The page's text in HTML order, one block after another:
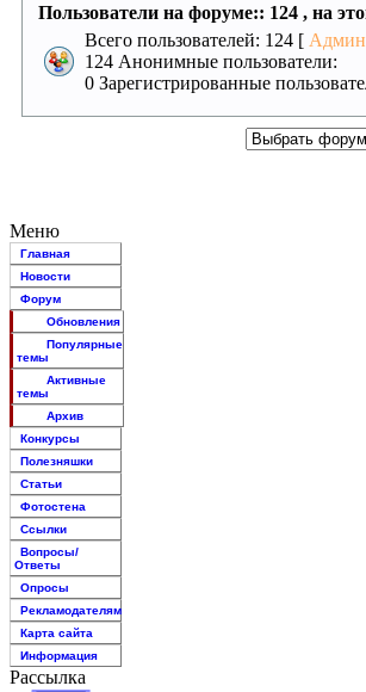
Пользователи на форуме:: 124 , на
Всего пользователей: 124 [
124 Анонимные пользователи:
0 Зарегистрированные
Меню
Главная
Новости
Форум
Обновления
Популярные
темы
Активные
темы
Архив
Конкурсы
Полезняшки
Статьи
Фотостена
Ссылки
Вопросы/
Ответы
Опросы
Рекламодателям
Карта сайта
Информация
Рассылка